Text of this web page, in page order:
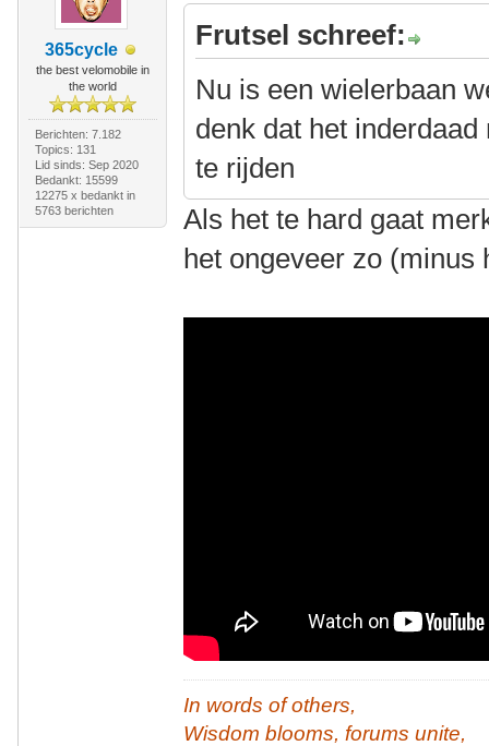
365cycle
the best velomobile in
the world
Berichten: 7.182
Topics: 131
Lid sinds: Sep 2020
Bedankt: 15599
12275 x bedankt in
5763 berichten
Frutsel schreef:
Nu is een wielerbaan
denk dat het
te rijden
Als het te hard gaat
het ongeveer zo (minus
In words of others,
Wisdom blooms, forums unite,